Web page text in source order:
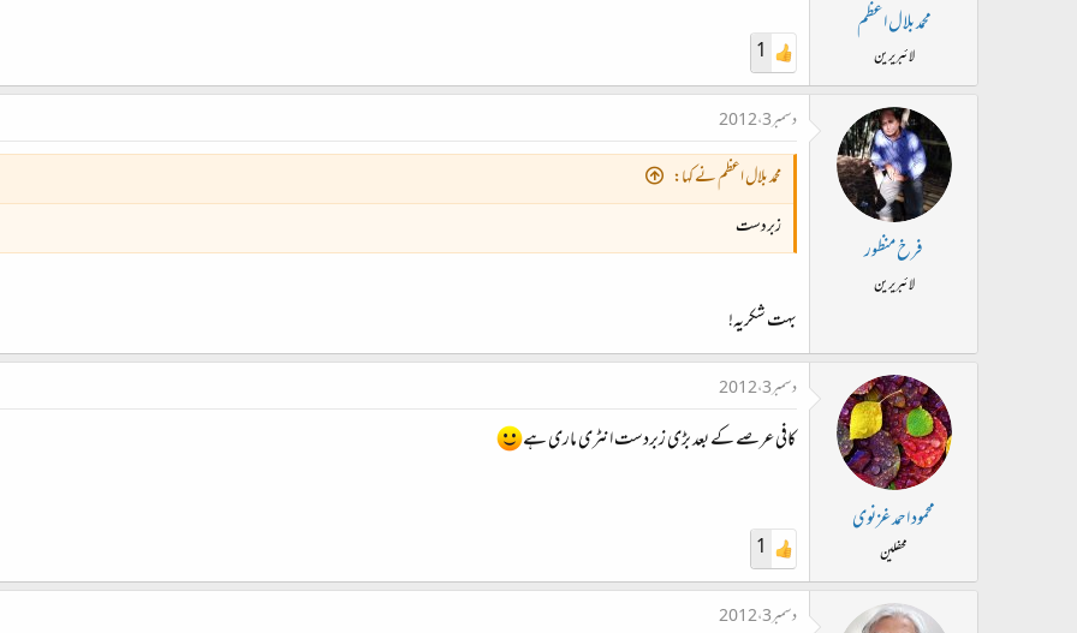
محمد بلال اعظم
لائبریرین 1
فرخ منظور
لائبریرین
دسمبر 3، 2012
محمد بلال اعظم نے کہا:
زبردست
بہت شکریہ!
محمود احمد غزنوی
محفلین
دسمبر 3، 2012
کافی عرصے کے بعد بڑی زبردست انٹری ماری ہے
1
دسمبر 3، 2012